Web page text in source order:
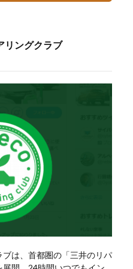
リングクラブ
は、首都圏の「三井のリパ